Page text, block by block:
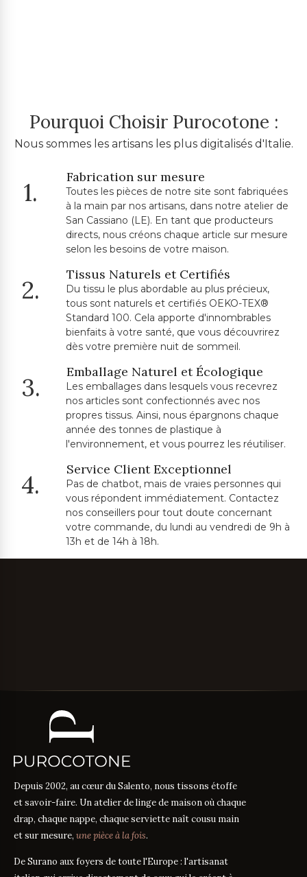
Pourquoi Choisir Purocotone :
Nous sommes les artisans les plus digitalisés d'Italie.
1.
Fabrication sur mesure
Toutes les pièces de notre site sont fabriquées
à la main par nos artisans, dans notre atelier de
San Cassiano (LE). En tant que producteurs
directs, nous créons chaque article sur mesure
selon les besoins de votre maison.
2.
Tissus Naturels et Certifiés
Du tissu le plus abordable au plus précieux,
tous sont naturels et certifiés OEKO-TEX®
Standard 100. Cela apporte d'innombrables
bienfaits à votre santé, que vous découvrirez
dès votre première nuit de sommeil.
3.
Emballage Naturel et Écologique
Les emballages dans lesquels vous recevrez
nos articles sont confectionnés avec nos
propres tissus. Ainsi, nous épargnons chaque
année des tonnes de plastique à
l'environnement, et vous pourrez les réutiliser.
4.
Service Client Exceptionnel
Pas de chatbot, mais de vraies personnes qui
vous répondent immédiatement. Contactez
nos conseillers pour tout doute concernant
votre commande, du lundi au vendredi de 9h à
13h et de 14h à 18h.
Depuis 2002, au cœur du Salento, nous tissons étoffe
et savoir-faire. Un atelier de linge de maison où chaque
drap, chaque nappe, chaque serviette naît cousu main
et sur mesure, une pièce à la fois.
De Surano aux foyers de toute l'Europe : l'artisanat